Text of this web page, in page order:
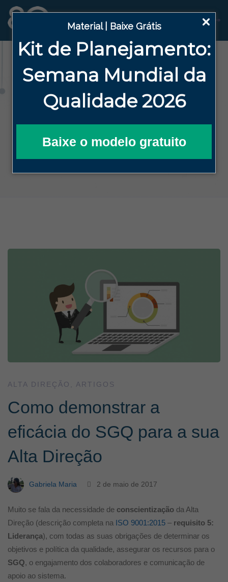
Material | Baixe Grátis
Kit de Planejamento:
Semana Mundial da
Qualidade 2026
Baixe o modelo gratuito
Blog
HOME
BLOG DA QUALIDADE EFICAZ
COMO DEMONSTRAR A EFICÁCIA DO SGQ
demonstrar
eficácia
do
SGQ
para
a
sua
Alta
Direção
ALTA DIREÇÃO ARTIGOS
Como demonstrar a
eficácia do SGQ para a sua
Alta Direção
Gabriela Maria 2 de maio de 2017
Muito se fala da necessidade de conscientização da Alta
Direção (descrição completa na ISO 9001:2015 – requisito 5:
Liderança), com todas as suas obrigações de determinar os
objetivos e política da qualidade, assegurar os recursos para o
SGQ, o engajamento dos colaboradores e comunicação de
apoio ao sistema.